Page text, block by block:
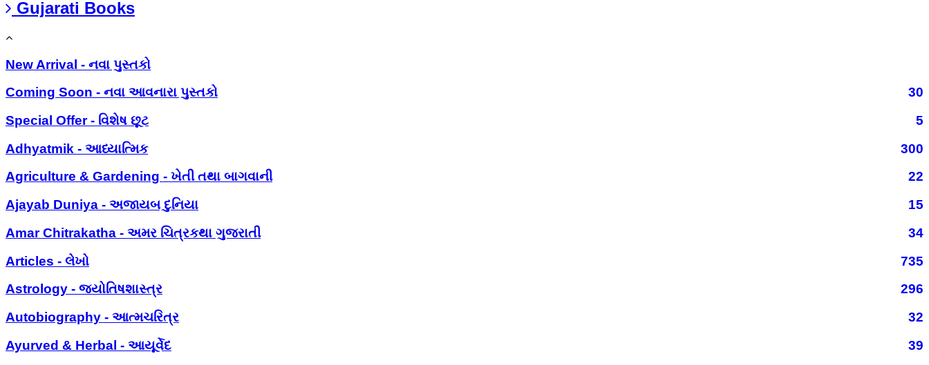
Gujarati Books
New Arrival - નવા પુસ્તકો
Coming Soon - નવા આવનારા પુસ્તકો
30
Special Offer - વિશેષ છૂટ
5
Adhyatmik - આધ્યાત્મિક
300
Agriculture & Gardening - ખેતી તથા બાગવાની
22
Ajayab Duniya - અજાયબ દુનિયા
15
Amar Chitrakatha - અમર ચિત્રકથા ગુજરાતી
34
Articles - લેખો
735
Astrology - જ્યોતિષશાસ્ત્ર
296
Autobiography - આત્મચરિત્ર
32
Ayurved & Herbal - આયૂર્વેદ
39